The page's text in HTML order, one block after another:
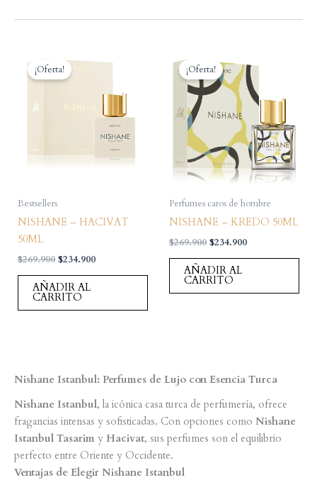
¡Oferta!
Bestsellers
NISHANE – HACIVAT
50ML
$269.900 El
original
era:
$269.900.
$234.900El
$234.900.
AÑADIR AL
CARRITO
¡Oferta!
Perfumes caros de hombre
NISHANE – KREDO 50ML
$269.900 El
original
era:
$269.900.
$234.900El
$234.900.
AÑADIR AL
CARRITO
Nishane Istanbul: Perfumes de Lujo con Esencia Turca
Nishane Istanbul, la icónica casa turca de perfumería, ofrece
fragancias intensas y sofisticadas. Con opciones como Nishane
Istanbul Tasarim y Hacivat, sus perfumes son el equilibrio
perfecto entre Oriente y Occidente.
Ventajas de Elegir Nishane Istanbul